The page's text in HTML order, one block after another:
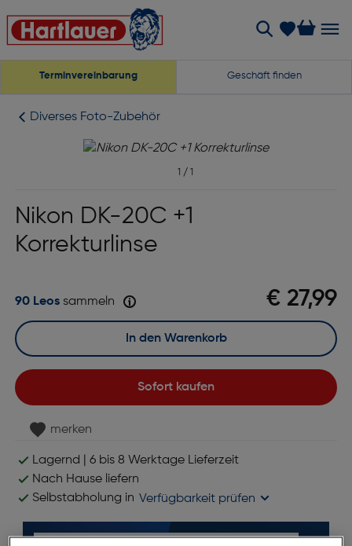
Terminvereinbarung Geschäft finden
Diverses Foto-Zubehör
1 / 1
Nikon DK-20C +1
Korrekturlinse
€ 27,99
90 Leossammeln
Sofort kaufen
In den Warenkorb
merken
Lagernd | 6 bis 8 Werktage Lieferzeit
Nach Hause liefern
Selbstabholung in Verfügbarkeit prüfen